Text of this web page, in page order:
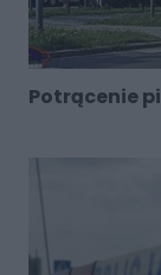
Potrącenie